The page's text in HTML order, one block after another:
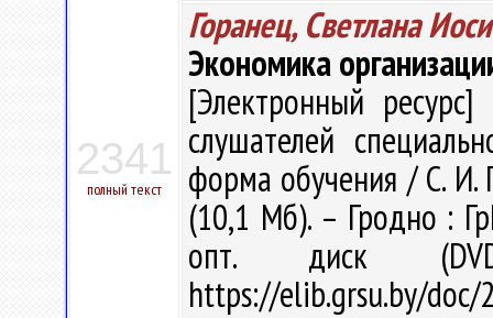
2341
полный текст
Горанец, Светлана
Экономика
[Электронный
слушателей
форма обучения / С. И.
(10,1 Мб). – Гродно :
опт. диск
https://elib.grsu.by/